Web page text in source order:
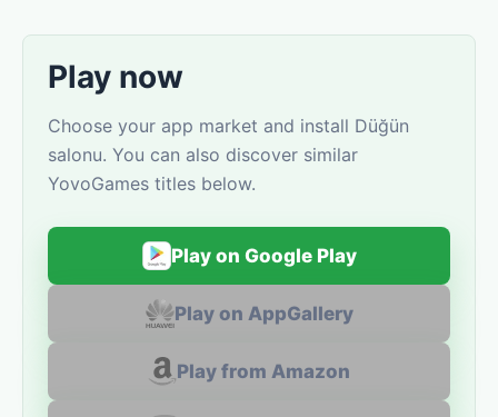
Play now
Choose your app market and install Düğün
salonu. You can also discover similar
YovoGames titles below.
Play on Google Play
Play on AppGallery
Play from Amazon